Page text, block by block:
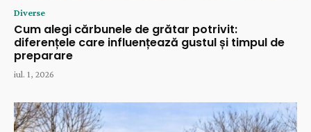
Diverse
Cum alegi cărbunele de grătar potrivit:
diferențele care influențează gustul și timpul de
preparare
iul. 1, 2026